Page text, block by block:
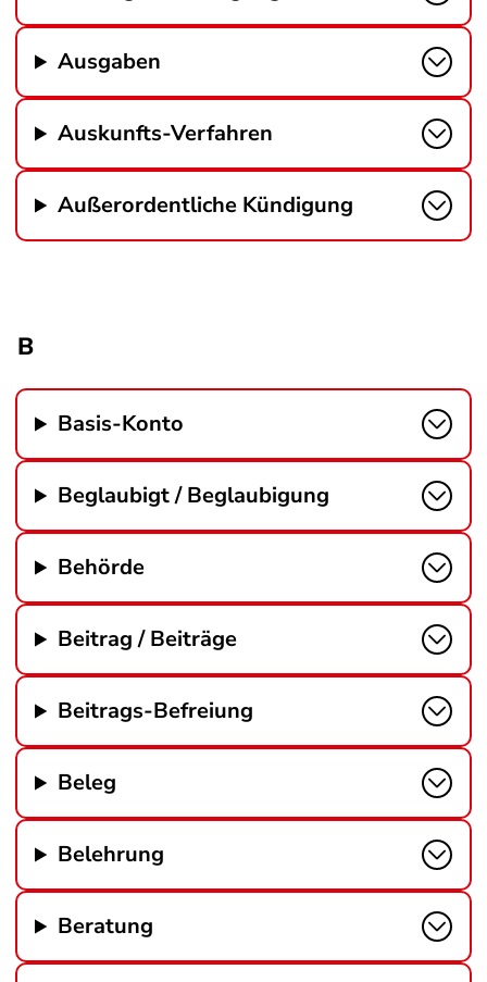
Ausgaben
Auskunfts-Verfahren
Außerordentliche Kündigung
B
Basis-Konto
Beglaubigt / Beglaubigung
Behörde
Beitrag / Beiträge
Beitrags-Befreiung
Beleg
Belehrung
Beratung